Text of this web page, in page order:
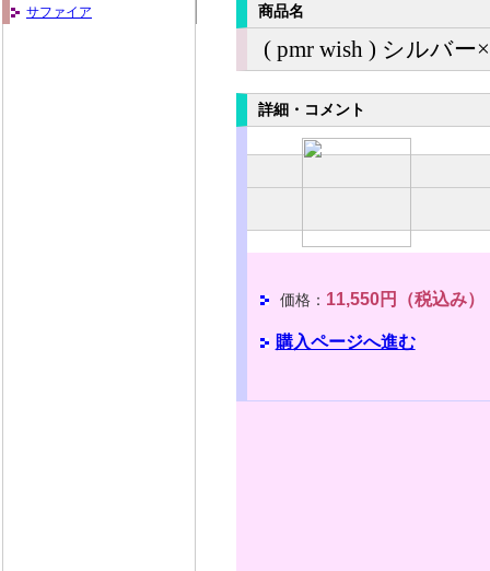
サファイア
商品名
( pmr wish ) シルバ
詳細・コメント
価格： 11,550円（税込み）
購入ページへ進む